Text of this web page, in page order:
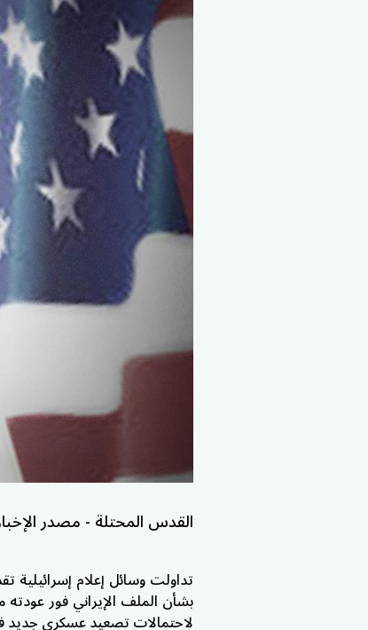
القدس المحتلة - مصدر
تداولت وسائل إعلام إسرائيلية
بشأن الملف الإيراني فور عودته
لاحتمالات تصعيد عسكري جديد